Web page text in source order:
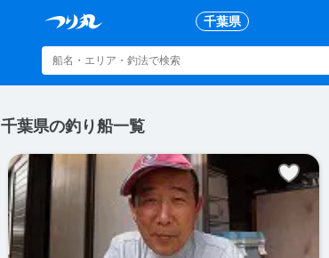
千葉県
千葉県の釣り船一覧